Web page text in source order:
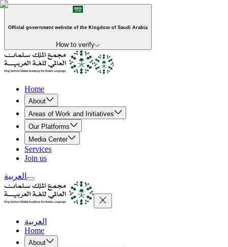
Official government website of the Kingdom of Saudi Arabia
How to verify
Home
About
Areas of Work and Initiatives
Our Platforms
Media Center
Services
Join us
العربية
العربية
Home
About